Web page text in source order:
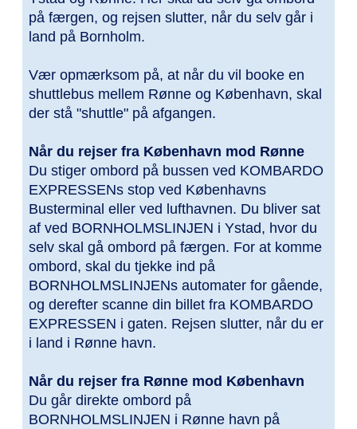
på færgen, og rejsen slutter, når du selv går i
land på Bornholm.
Vær opmærksom på, at når du vil booke en
shuttlebus mellem Rønne og København, skal
der stå "shuttle" på afgangen.
Når du rejser fra København mod Rønne
Du stiger ombord på bussen ved KOMBARDO
EXPRESSENs stop ved Københavns
Busterminal eller ved lufthavnen. Du bliver sat
af ved BORNHOLMSLINJEN i Ystad, hvor du
selv skal gå ombord på færgen. For at komme
ombord, skal du tjekke ind på
BORNHOLMSLINJENs automater for gående,
og derefter scanne din billet fra KOMBARDO
EXPRESSEN i gaten. Rejsen slutter, når du er
i land i Rønne havn.
Når du rejser fra Rønne mod København
Du går direkte ombord på
BORNHOLMSLINJEN i Rønne havn på